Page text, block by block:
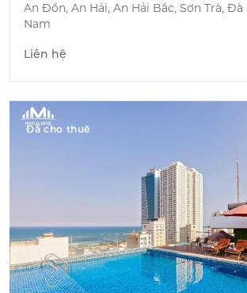
An Đồn, An Hải, An Hải Bắc, Sơn Trà, Đà
Nam
Liên hệ
Đã cho thuê